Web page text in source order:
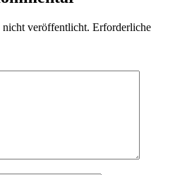
veröffentlicht. Erforderliche